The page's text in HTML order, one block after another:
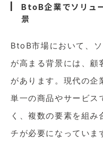
BtoB企業でソリュ
景
BtoB市場において、
が高まる背景には、顧
があります。現代の企
単一の商品やサービス
く、複数の要素を組
チが必要になっていま